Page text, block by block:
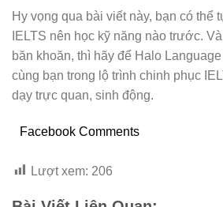
Hy vọng qua bài viết này, bạn có thể
IELTS nên học kỹ năng nào trước.
băn khoăn, thì hãy để Halo
cùng bạn trong lộ trình chinh phục
dạy trực quan, sinh động.
Facebook Comments
Lượt xem: 206